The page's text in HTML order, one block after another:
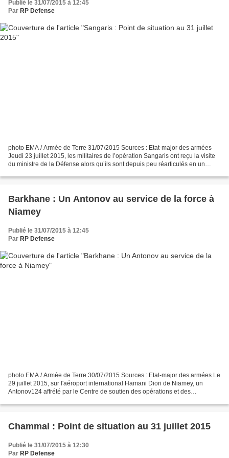
Publié le 31/07/2015 à 12:45
Par RP Defense
photo EMA / Armée de Terre 31/07/2015 Sources : Etat-major des armées
Jeudi 23 juillet 2015, les militaires de l’opération Sangaris ont reçu la visite
du ministre de la Défense alors qu’ils sont depuis peu réarticulés en un
Barkhane : Un Antonov au service de la force à
Niamey
Publié le 31/07/2015 à 12:45
Par RP Defense
photo EMA / Armée de Terre 30/07/2015 Sources : Etat-major des armées Le
29 juillet 2015, sur l'aéroport international Hamani Diori de Niamey, un
Antonov124 affrété par le Centre de soutien des opérations et des
Chammal : Point de situation au 31 juillet 2015
Publié le 31/07/2015 à 12:30
Par RP Defense